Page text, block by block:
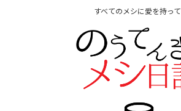
すべてのメシに愛を持って